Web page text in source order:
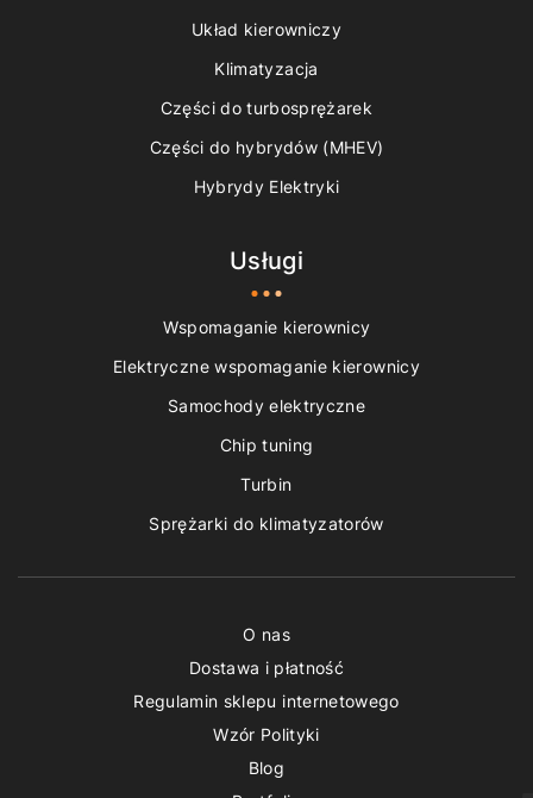
Układ kierowniczy
Klimatyzacja
Części do turbosprężarek
Części do hybrydów (MHEV)
Hybrydy Elektryki
Usługi
Wspomaganie kierownicy
Elektryczne wspomaganie kierownicy
Samochody elektryczne
Chip tuning
Turbin
Sprężarki do klimatyzatorów
O nas
Dostawa i płatność
Regulamin sklepu internetowego
Wzór Polityki
Blog